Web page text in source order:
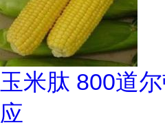
玉米肽 800道
应